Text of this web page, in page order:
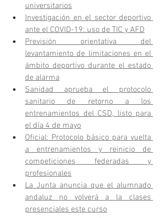
universitarios
Investigación en el sector deportivo
ante el COVID-19: uso de TIC y AFD
Previsión orientativa del
levantamiento de limitaciones en el
ámbito deportivo durante el estado
de alarma
Sanidad aprueba el protocolo
sanitario de retorno a los
entrenamientos del CSD, listo para
el día 4 de mayo
Oficial: Protocolo básico para vuelta
a entrenamientos y reinicio de
competiciones federadas y
profesionales
La Junta anuncia que el alumnado
andaluz no volverá a la clases
presenciales este curso